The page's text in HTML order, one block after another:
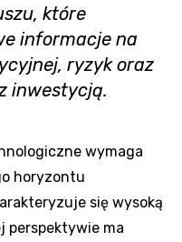
które
informacje na
ryzyk oraz
inwestycją.
wymaga
horyzontu
się wysoką
perspektywie ma